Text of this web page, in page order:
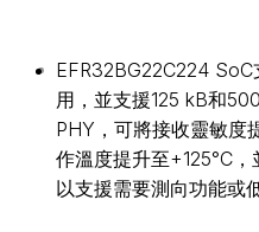
EFR32BG22C224
用，並支援125 kB和
PHY，可將接收靈敏度
作溫度提升至+125°C
以支援需要測向功能或